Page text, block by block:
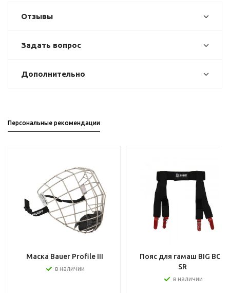
Отзывы
Задать вопрос
Дополнительно
Персональные рекомендации
Маска Bauer Profile III
в наличии
Пояс для гамаш BIG BOY
SR
в наличии